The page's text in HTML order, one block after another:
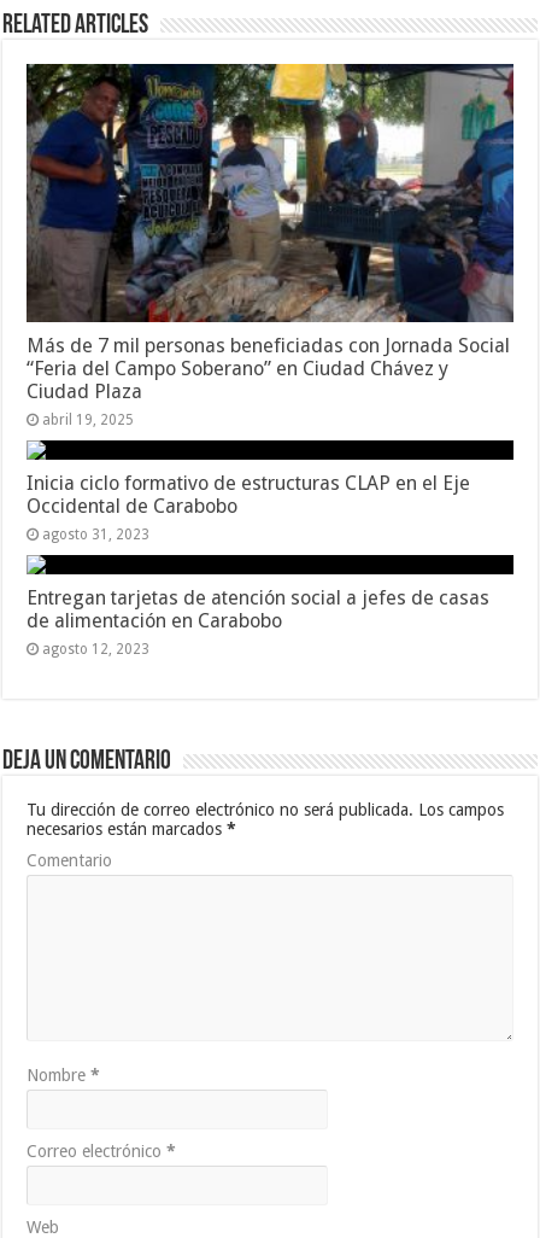
Related Articles
Más de 7 mil personas beneficiadas con Jornada Social
“Feria del Campo Soberano” en Ciudad Chávez y
Ciudad Plaza
abril 19, 2025
Inicia ciclo formativo de estructuras CLAP en el Eje
Occidental de Carabobo
agosto 31, 2023
Entregan tarjetas de atención social a jefes de casas
de alimentación en Carabobo
agosto 12, 2023
Deja un comentario
Tu dirección de correo electrónico no será publicada. Los campos
necesarios están marcados*
Comentario
Nombre*
Correo electrónico*
Web